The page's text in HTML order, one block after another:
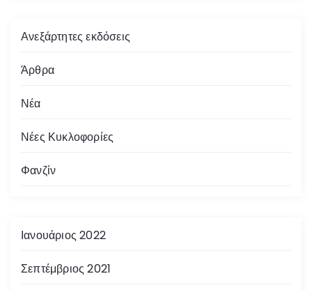
Ανεξάρτητες εκδόσεις
Άρθρα
Νέα
Νέες Κυκλοφορίες
Φανζίν
Ιανουάριος 2022
Σεπτέμβριος 2021